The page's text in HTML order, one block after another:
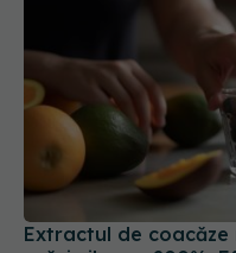
Extractul de